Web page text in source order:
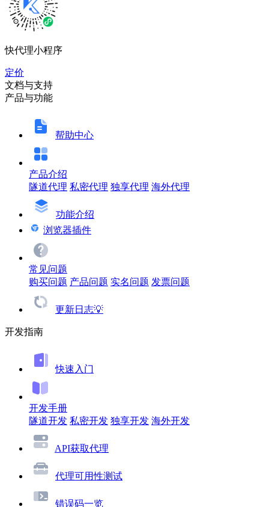
快代理小程序
定价
文档与支持
产品与功能
帮助中心
产品介绍
隧道代理 私密代理 独享代理 海外代理
功能介绍
浏览器插件
常见问题
购买问题 产品问题 实名问题 发票问题
更新日志💡
开发指南
快速入门
开发手册
隧道开发 私密开发 独享开发 海外开发
API获取代理
代理可用性测试
错误码一览